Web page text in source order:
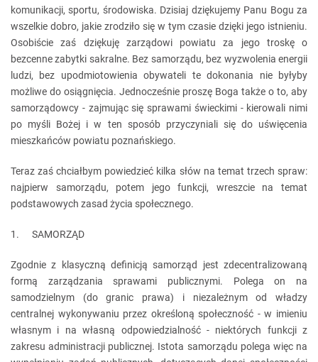
komunikacji, sportu, środowiska. Dzisiaj dziękujemy Panu Bogu za
wszelkie dobro, jakie zrodziło się w tym czasie dzięki jego istnieniu.
Osobiście zaś dziękuję zarządowi powiatu za jego troskę o
bezcenne zabytki sakralne. Bez samorządu, bez wyzwolenia energii
ludzi, bez upodmiotowienia obywateli te dokonania nie byłyby
możliwe do osiągnięcia. Jednocześnie proszę Boga także o to, aby
samorządowcy - zajmując się sprawami świeckimi - kierowali nimi
po myśli Bożej i w ten sposób przyczyniali się do uświęcenia
mieszkańców powiatu poznańskiego.
Teraz zaś chciałbym powiedzieć kilka słów na temat trzech spraw:
najpierw samorządu, potem jego funkcji, wreszcie na temat
podstawowych zasad życia społecznego.
1. SAMORZĄD
Zgodnie z klasyczną definicją samorząd jest zdecentralizowaną
formą zarządzania sprawami publicznymi. Polega on na
samodzielnym (do granic prawa) i niezależnym od władzy
centralnej wykonywaniu przez określoną społeczność - w imieniu
własnym i na własną odpowiedzialność - niektórych funkcji z
zakresu administracji publicznej. Istota samorządu polega więc na